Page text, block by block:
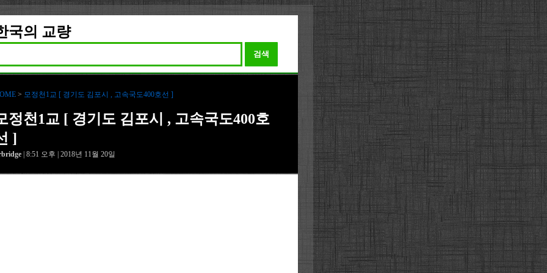
국의 교량
검색
> 모정천1교 [ 경기도 김포시 , 고속국도400호선 ]
정천1교 [ 경기도 김포시 , 고속국도400호
]
| 8:51 오후 | 2018년 11월 20일